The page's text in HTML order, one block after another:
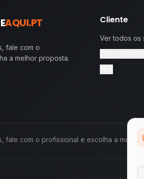
AQUI.PT
fale com o
a melhor proposta.
Cliente
Ver todos os
fale com o profissional e escolha a melhor